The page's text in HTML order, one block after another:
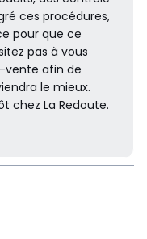
ces procédures,
pour que ce
pas à vous
vente afin de
le mieux.
chez La Redoute.